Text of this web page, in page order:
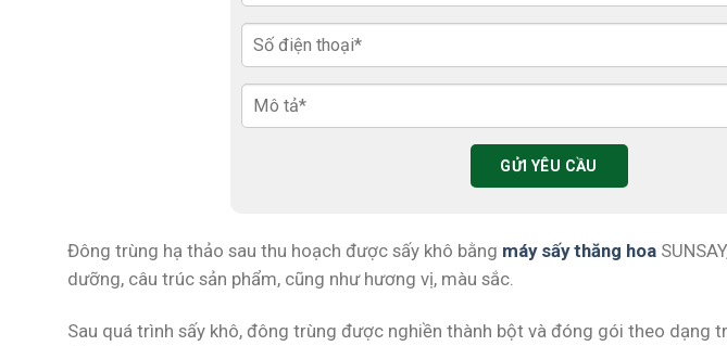
Đông trùng hạ thảo sau thu hoạch được sấy khô bằng máy sấy thăng hoa
dưỡng, câu trúc sản phẩm, cũng như hương vị, màu sắc.
Sau quá trình sấy khô, đông trùng được nghiền thành bột và đóng gói theo dạng